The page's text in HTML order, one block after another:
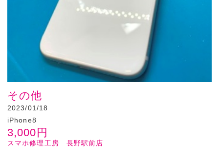
その他
2023/01/18
iPhone8
3,000 円
スマホ修理工房 長野駅前店